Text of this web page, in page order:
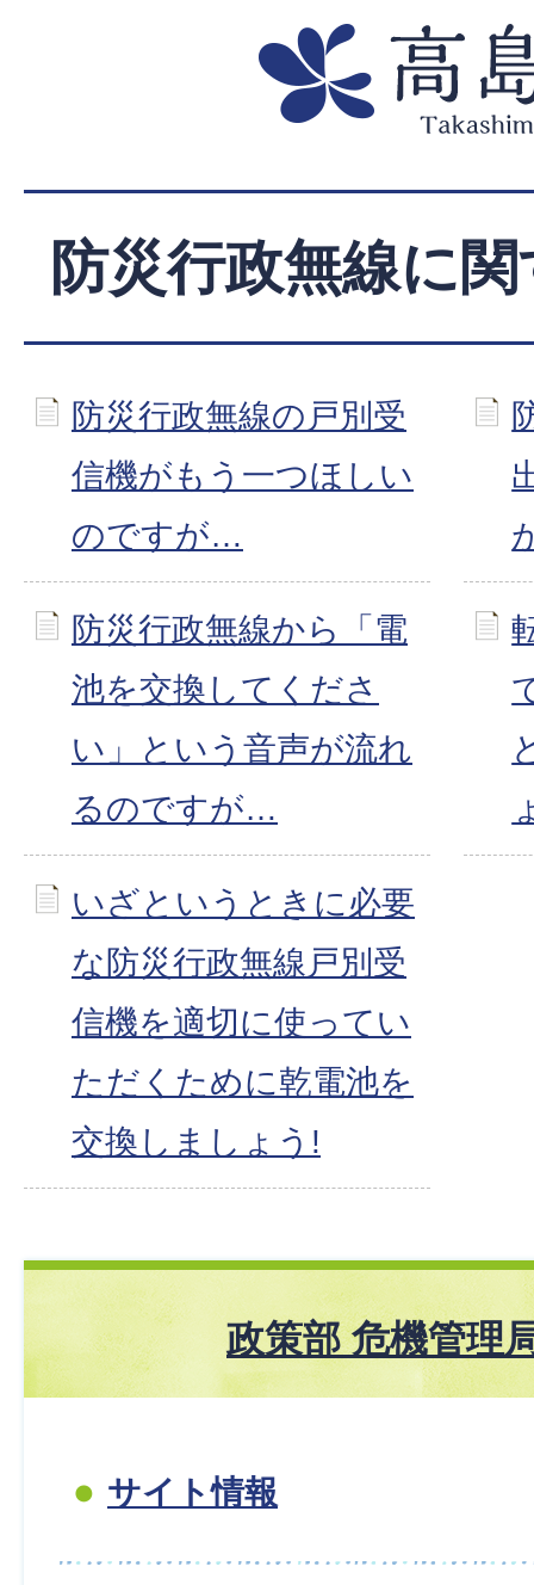
防災行政無線に
防災行政無線の戸別受
信機がもう一つほしい
のですが…
防災行政無線から「電
池を交換してくださ
い」という音声が流れ
るのですが…
いざというときに必要
な防災行政無線戸別受
信機を適切に使ってい
ただくために乾電池を
交換しましょう!
政策部 危機管理
サイト情報